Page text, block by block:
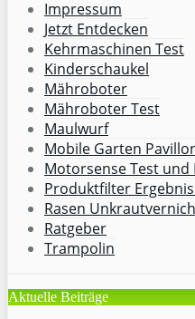
Impressum
Jetzt Entdecken
Kehrmaschinen Test
Kinderschaukel
Mähroboter
Mähroboter Test
Maulwurf
Mobile Garten
Motorsense Test und
Produktfilter
Rasen
Ratgeber
Trampolin
Aktuelle Beiträge